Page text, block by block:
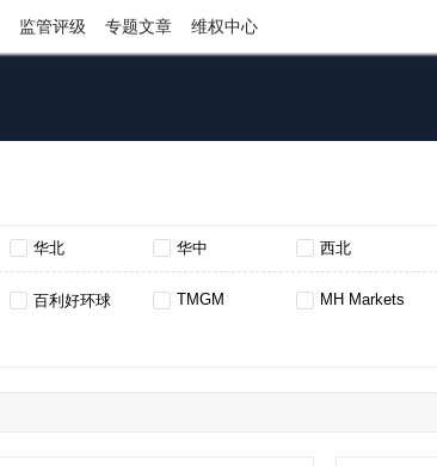
监管评级 专题文章 维权中心
华北 华中 西北
百利好环球 TMGM MH Markets